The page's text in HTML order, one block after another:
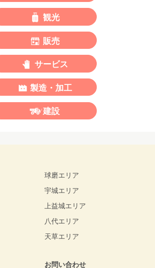
観光
販売
サービス
製造・加工
建設
球磨エリア
宇城エリア
上益城エリア
八代エリア
天草エリア
お問い合わせ